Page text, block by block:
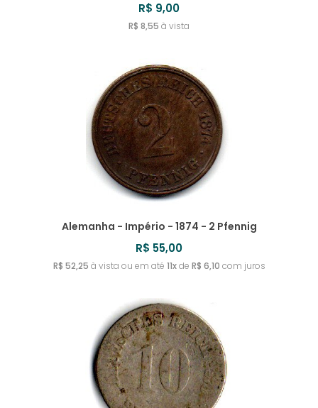
R$ 9,00
R$ 8,55 à vista
Alemanha - Império - 1874 - 2 Pfennig
R$ 55,00
R$ 52,25 à vista ou em até 11xde R$ 6,10 com juros